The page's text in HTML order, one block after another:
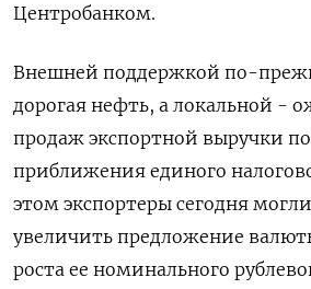
Центробанком.
Внешней поддержкой по-
дорогая нефть, а локальной -
продаж экспортной выручки
приближения единого
этом экспортеры сегодня
увеличить предложение
роста ее номинального